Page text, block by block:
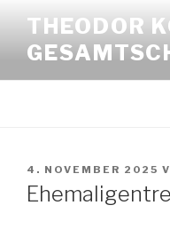
springen
THEODOR
VERÖFFENTLICHT
AM
4. NOVEMBER 2025